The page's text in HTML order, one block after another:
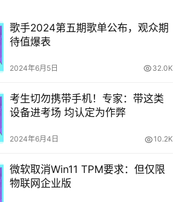
歌手2024第五期歌单公布，观众期
待值爆表
2024年6月5日 32.0K
考生切勿携带手机！专家：带这类
设备进考场 均认定为作弊
2024年6月4日 10.2K
微软取消Win11 TPM要求：但仅限
物联网企业版